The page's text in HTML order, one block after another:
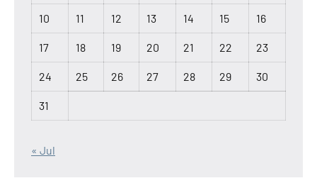
10 11 12 13 14 15 16
17 18 19 20 21 22 23
24 25 26 27 28 29 30
31
« Jul